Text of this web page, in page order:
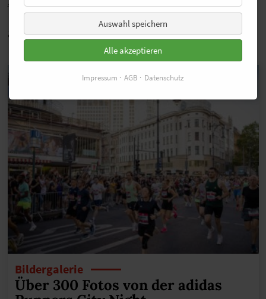
auch Interessant
Bildergalerie
Über 300 Fotos von der adidas
Auswahl speichern
Alle akzeptieren
Impressum AGB Datenschutz